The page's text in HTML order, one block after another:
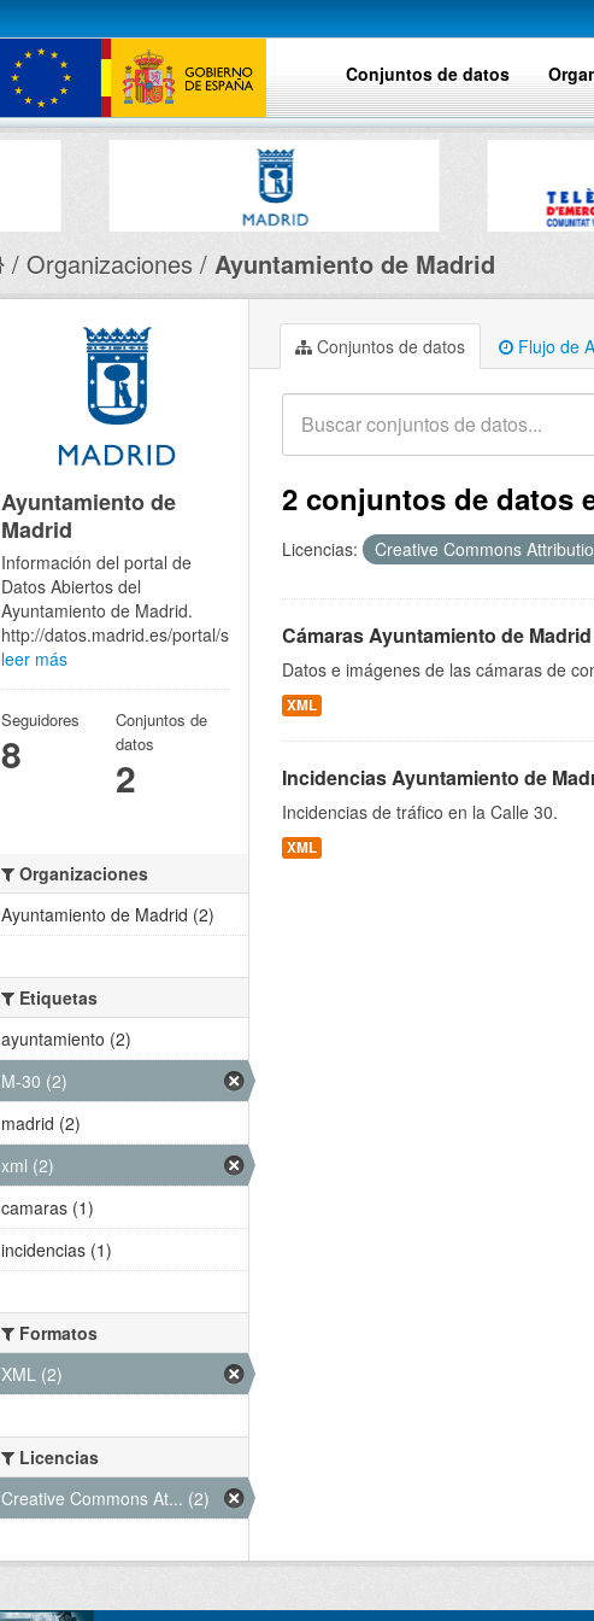
Conjuntos de datos
Organizaciones Ayuntamiento de Madrid
Conjuntos de datos Flujo de
2 conjuntos de datos
Licencias: Creative Commons
Cámaras Ayuntamiento de
Datos e imágenes de las cámaras de
XML
Incidencias Ayuntamiento de
Incidencias de tráfico en la Calle 30.
XML
Ayuntamiento de
Madrid
Información del portal de
Datos Abiertos del
Ayuntamiento de Madrid.
http://datos.madrid.es/portal/site/egob
leer más
Seguidores
8
Conjuntos de
datos
2
Organizaciones
Ayuntamiento de Madrid (2)
Etiquetas
ayuntamiento (2)
M-30 (2)
madrid (2)
xml (2)
camaras (1)
incidencias (1)
Formatos
XML (2)
Licencias
Creative Commons At... (2)